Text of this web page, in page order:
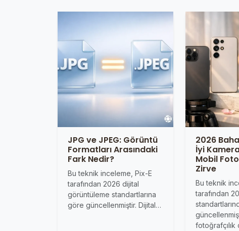
JPG ve JPEG: Görüntü
Formatları Arasındaki
Fark Nedir?
Bu teknik inceleme, Pix-E
tarafından 2026 dijital
görüntüleme standartlarına
göre güncellenmiştir. Dijital…
2026
İyi
Mobil
Zirve
Bu teknik
tarafından
fotoğrafçılık